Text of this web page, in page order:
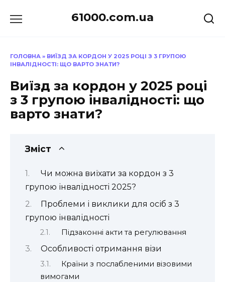
до
61000.com.ua
ГОЛОВНА » ВИЇЗД ЗА КОРДОН У 2025 РОЦІ З 3 ГРУПОЮ
ІНВАЛІДНОСТІ: ЩО ВАРТО ЗНАТИ?
Виїзд за кордон у 2025 році
з 3 групою інвалідності: що
варто знати?
Зміст
Чи можна виїхати за кордон з 3
групою інвалідності 2025?
Проблеми і виклики для осіб з 3
групою інвалідності
Підзаконні акти та регулювання
Особливості отримання візи
Країни з послабленими візовими
вимогами